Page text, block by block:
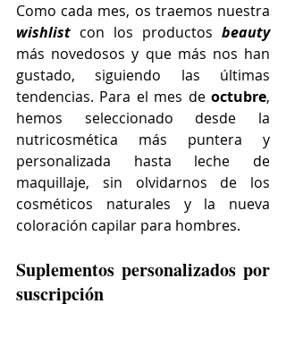
wishlist con los productos
beauty
más novedosos y que más nos han
gustado, siguiendo las últimas
tendencias. Para el mes de octubre,
hemos seleccionado desde la
nutricosmética más puntera y
personalizada hasta leche de
maquillaje, sin olvidarnos de los
cosméticos naturales y la nueva
coloración capilar para hombres.
Suplementos personalizados por
suscripción